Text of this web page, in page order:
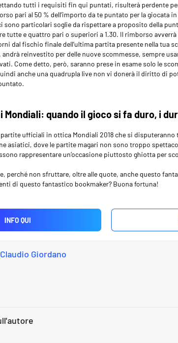
tutti i requisiti fin qui puntati, risulterà perdente
pari al 50 % dell’importo da te puntato per la giocata
sono particolari soglie da rispettare a proposito della
tutte e quattro pari o superiori a 1.30. Il rimborso
dal fischio finale dell’ultima partita presente nella tua
reinvestito per delle nuove scommesse, sempre
Come detto, però, saranno prese in esame solo le
anche una quadrupla live non vi donerà il diritto di
Mondiali: quando il gioco si fa duro, i
ufficiali in ottica Mondiali 2018 che si
asiatici, dove le partite magari non sono troppo
rappresentare un’occasione piuttosto ghiotta per
perché non sfruttare, oltre alle quote, anche questo
di questo fantastico bookmaker? Buona fortuna!
INFO QUI
Claudio Giordano